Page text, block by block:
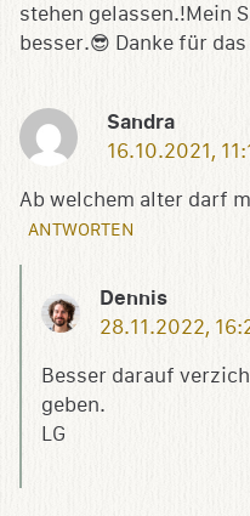
stehen gelassen.!Mein
besser.😎 Danke für
Sandra
16.10.2021,
Ab welchem alter darf
ANTWORTEN
Dennis
28.11.2022,
Besser darauf
geben.
LG